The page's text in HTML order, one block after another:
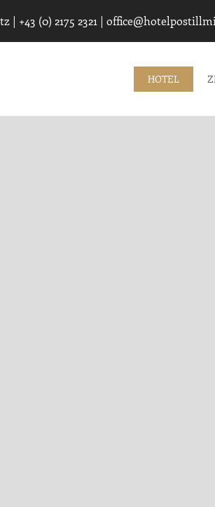
+43 (0) 2175 2321 |
HOTEL